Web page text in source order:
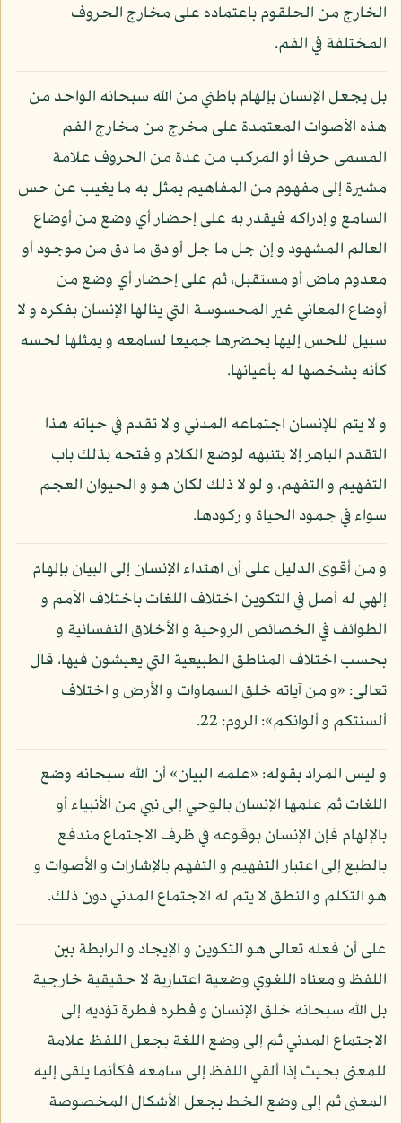
الخارج من الحلقوم باعتماده على مخارج الحروف
المختلفة في الفم.
بل يجعل الإنسان بإلهام باطني من الله سبحانه الواحد من
هذه الأصوات المعتمدة على مخرج من مخارج الفم
المسمى حرفا أو المركب من عدة من الحروف علامة
مشيرة إلى مفهوم من المفاهيم يمثل به ما يغيب عن حس
السامع و إدراكه فيقدر به على إحضار أي وضع من أوضاع
العالم المشهود و إن جل ما جل أو دق ما دق من موجود أو
معدوم ماض أو مستقبل، ثم على إحضار أي وضع من
أوضاع المعاني غير المحسوسة التي ينالها الإنسان بفكره و لا
سبيل للحس إليها يحضرها جميعا لسامعه و يمثلها لحسه
كأنه يشخصها له بأعيانها.
و لا يتم للإنسان اجتماعه المدني و لا تقدم في حياته هذا
التقدم الباهر إلا بتنبهه لوضع الكلام و فتحه بذلك باب
التفهيم و التفهم، و لو لا ذلك لكان هو و الحيوان العجم
سواء في جمود الحياة و ركودها.
و من أقوى الدليل على أن اهتداء الإنسان إلى البيان بإلهام
إلهي له أصل في التكوين اختلاف اللغات باختلاف الأمم و
الطوائف في الخصائص الروحية و الأخلاق النفسانية و
بحسب اختلاف المناطق الطبيعية التي يعيشون فيها، قال
تعالى: «و من آياته خلق السماوات و الأرض و اختلاف
ألسنتكم و ألوانكم»: الروم: 22.
و ليس المراد بقوله: «علمه البيان» أن الله سبحانه وضع
اللغات ثم علمها الإنسان بالوحي إلى نبي من الأنبياء أو
بالإلهام فإن الإنسان بوقوعه في ظرف الاجتماع مندفع
بالطبع إلى اعتبار التفهيم و التفهم بالإشارات و الأصوات و
هو التكلم و النطق لا يتم له الاجتماع المدني دون ذلك.
على أن فعله تعالى هو التكوين و الإيجاد و الرابطة بين
اللفظ و معناه اللغوي وضعية اعتبارية لا حقيقية خارجية
بل الله سبحانه خلق الإنسان و فطره فطرة تؤديه إلى
الاجتماع المدني ثم إلى وضع اللغة بجعل اللفظ علامة
للمعنى بحيث إذا ألقي اللفظ إلى سامعه فكأنما يلقى إليه
المعنى ثم إلى وضع الخط بجعل الأشكال المخصوصة